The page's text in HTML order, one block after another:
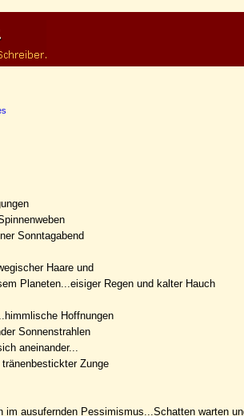
Sonntagabend
Haare und
Planeten...eisiger Regen und kalter Hauch
Hoffnungen
Sonnenstrahlen
aneinander...
Zunge
im ausufernden Pessimismus...Schatten warten